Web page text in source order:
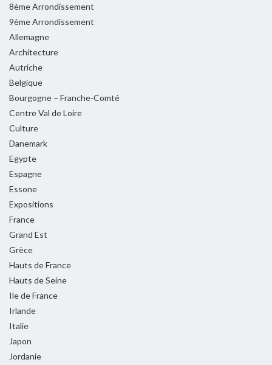
8ème Arrondissement
9ème Arrondissement
Allemagne
Architecture
Autriche
Belgique
Bourgogne – Franche-Comté
Centre Val de Loire
Culture
Danemark
Egypte
Espagne
Essone
Expositions
France
Grand Est
Grèce
Hauts de France
Hauts de Seine
Ile de France
Irlande
Italie
Japon
Jordanie